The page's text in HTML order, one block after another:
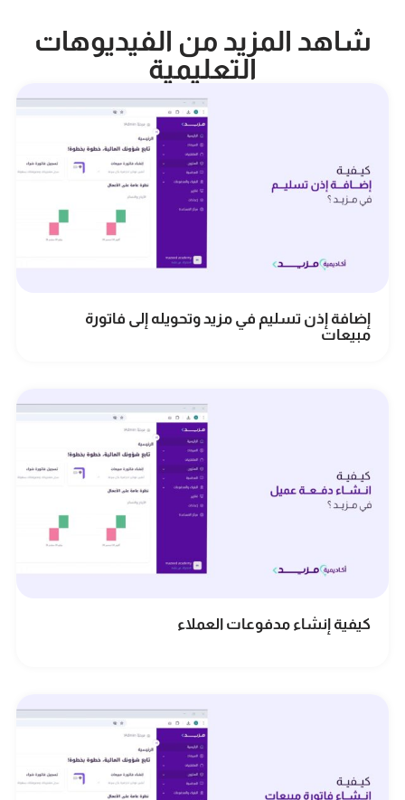
شاهد المزيد من الفيديوهات
التعليمية
إضافة إذن تسليم في مزيد وتحويله إلى فاتورة
مبيعات
كيفية إنشاء مدفوعات العملاء